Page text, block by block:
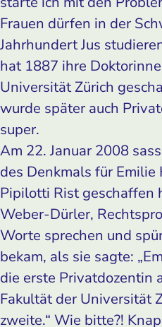
Frauen dürfen in der
Jahrhundert Jus
hat 1887 ihre
Universität Zürich
wurde später auch
super.
Am 22. Januar 2008
des Denkmals für
Pipilotti Rist geschaffen
Weber-Dürler,
Worte sprechen und
bekam, als sie sagte:
die erste Privatdozentin
Fakultät der Universität
zweite.“ Wie bitte?!